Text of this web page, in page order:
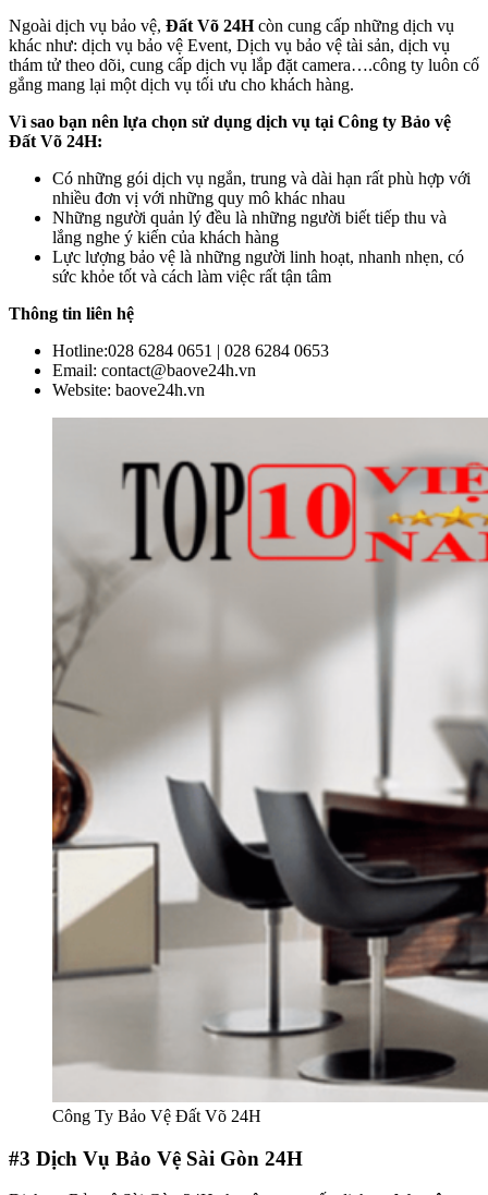
Ngoài dịch vụ bảo vệ, Đất Võ 24Hcòn cung cấp những dịch vụ
khác như: dịch vụ bảo vệ Event, Dịch vụ bảo vệ tài sản, dịch vụ
thám tử theo dõi, cung cấp dịch vụ lắp đặt camera….công ty luôn cố
gắng mang lại một dịch vụ tối ưu cho khách hàng.
Vì sao bạn nên lựa chọn sử dụng dịch vụ tại Công ty Bảo vệ
Đất Võ 24H:
Có những gói dịch vụ ngắn, trung và dài hạn rất phù hợp với
nhiều đơn vị với những quy mô khác nhau
Những người quản lý đều là những người biết tiếp thu và
lắng nghe ý kiến của khách hàng
Lực lượng bảo vệ là những người linh hoạt, nhanh nhẹn, có
sức khỏe tốt và cách làm việc rất tận tâm
Thông tin liên hệ
Hotline:028 6284 0651 | 028 6284 0653
Email: contact@baove24h.vn
Website: baove24h.vn
Công Ty Bảo Vệ Đất Võ 24H
#3 Dịch Vụ Bảo Vệ Sài Gòn 24H